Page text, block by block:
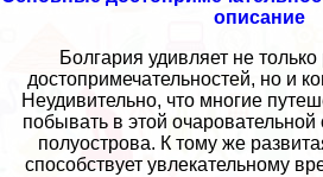
описание
Болгария удивляет не
достопримечательностей, но и
Неудивительно, что многие
побывать в этой очаровательной
полуострова. К тому же
способствует увлекательному